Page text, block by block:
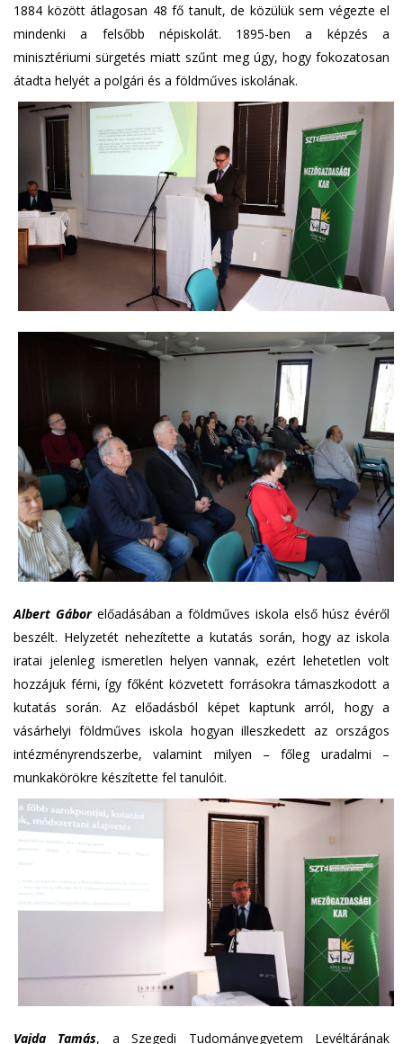
1884 között átlagosan 48 fő tanult, de közülük sem végezte el
mindenki a felsőbb népiskolát. 1895-ben a képzés a
minisztériumi sürgetés miatt szűnt meg úgy, hogy fokozatosan
átadta helyét a polgári és a földműves iskolának.
Albert Gáborelőadásában a földműves iskola első húsz évéről
beszélt. Helyzetét nehezítette a kutatás során, hogy az iskola
iratai jelenleg ismeretlen helyen vannak, ezért lehetetlen volt
hozzájuk férni, így főként közvetett forrásokra támaszkodott a
kutatás során. Az előadásból képet kaptunk arról, hogy a
vásárhelyi földműves iskola hogyan illeszkedett az országos
intézményrendszerbe, valamint milyen – főleg uradalmi –
munkakörökre készítette fel tanulóit.
Vajda Tamás, a Szegedi Tudományegyetem Levéltárának